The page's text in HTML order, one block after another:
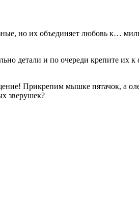
но их объединяет любовь к…
детали и по очереди крепите их
Прикрепим мышке пятачок, а
зверушек?